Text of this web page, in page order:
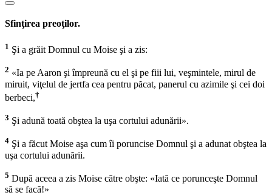
Sfinţirea preoţilor.
1 Şi a grăit Domnul cu Moise şi a zis:
2 «Ia pe Aaron şi împreună cu el şi pe fiii lui, veşmintele, mirul de
miruit, viţelul de jertfa cea pentru păcat, panerul cu azimile şi cei doi
berbeci,†
3 Şi adună toată obştea la uşa cortului adunării».
4 Şi a făcut Moise aşa cum îi poruncise Domnul şi a adunat obştea la
uşa cortului adunării.
5 După aceea a zis Moise către obşte: «Iată ce porunceşte Domnul
să se facă!»